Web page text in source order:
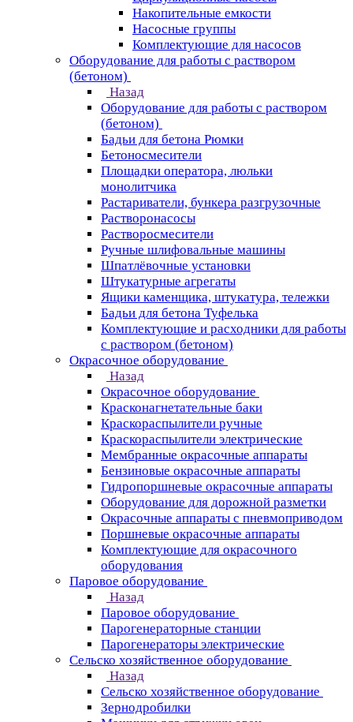
Накопительные емкости
Насосные группы
Комплектующие для насосов
Оборудование для работы с раствором
(бетоном)
Назад
Оборудование для работы с раствором
(бетоном)
Бадьи для бетона Рюмки
Бетоносмесители
Площадки оператора, люльки
монолитчика
Растариватели, бункера разгрузочные
Растворонасосы
Растворосмесители
Ручные шлифовальные машины
Шпатлёвочные установки
Штукатурные агрегаты
Ящики каменщика, штукатура, тележки
Бадьи для бетона Туфелька
Комплектующие и расходники для работы
с раствором (бетоном)
Окрасочное оборудование
Назад
Окрасочное оборудование
Красконагнетательные баки
Краскораспылители ручные
Краскораспылители электрические
Мембранные окрасочные аппараты
Бензиновые окрасочные аппараты
Гидропоршневые окрасочные аппараты
Оборудование для дорожной разметки
Окрасочные аппараты с пневмоприводом
Поршневые окрасочные аппараты
Комплектующие для окрасочного
оборудования
Паровое оборудование
Назад
Паровое оборудование
Парогенераторные станции
Парогенераторы электрические
Сельско хозяйственное оборудование
Назад
Сельско хозяйственное оборудование
Зернодробилки